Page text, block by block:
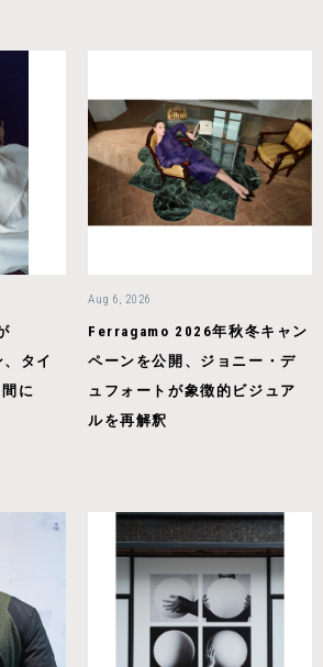
タイ
に
Aug 6, 2026
Ferragamo 2026年秋冬キャン
ペーンを公開、ジョニー・デ
ュフォートが象徴的ビジュア
ルを再解釈